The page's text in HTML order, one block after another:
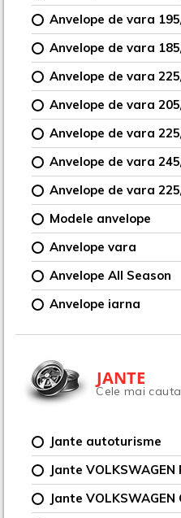
Anvelope de vara
Anvelope de vara
Anvelope de vara
Anvelope de vara
Anvelope de vara
Anvelope de vara
Anvelope de vara
Modele anvelope
Anvelope vara
Anvelope All Season
Anvelope iarna
JANTE
Cele mai
Jante autoturisme
Jante
Jante VOLKSWAGEN